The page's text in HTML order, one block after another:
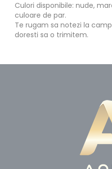
Culori disponibile: nude,
culoare de par.
Te rugam sa notezi la
doresti sa o trimitem.